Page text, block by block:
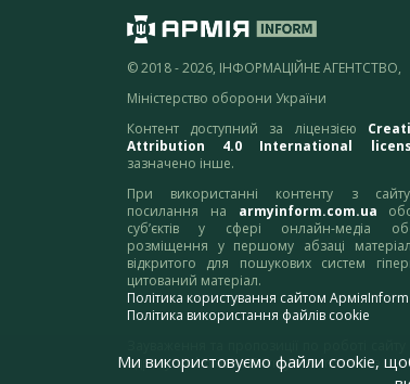
© 2018 - 2026, ІНФОРМАЦІЙНЕ АГЕНТСТВО,
Міністерство оборони України
Контент доступний за ліцензією
Attribution 4.0 International
зазначено інше.
При використанні контенту з
посилання на armyinform.com.ua
суб’єктів у сфері онлайн-медіа
розміщення у першому абзаці
відкритого для пошукових систем
цитований матеріал.
Політика користування сайтом АрміяInform
Політика використання файлів cookie
адресу:webmaster@armyinform.com.ua
Ми використовуємо файли cookie,